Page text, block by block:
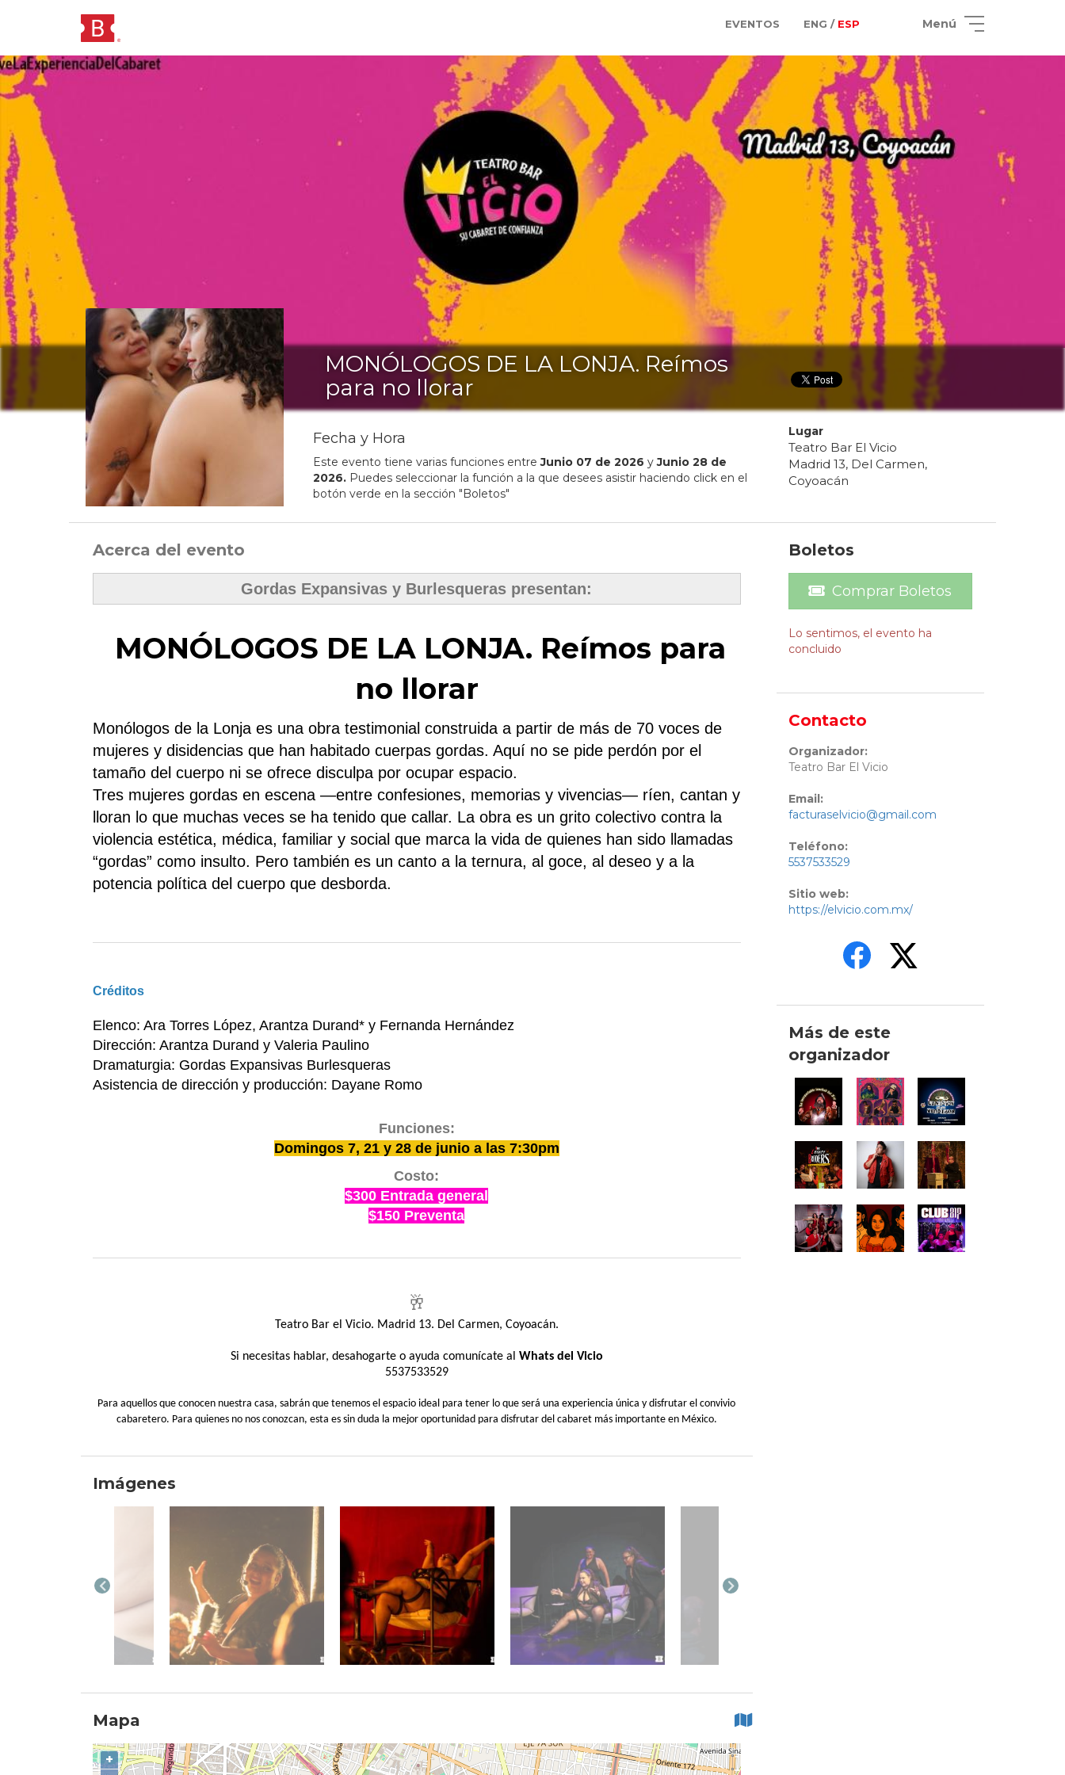
EVENTOS ENG / ESP Menú
MONÓLOGOS DE LA LONJA. Reímos
para no llorar
Fecha y Hora
Este evento tiene varias funciones entreJunio 07 de 2026 yJunio 28de
2026.Puedes seleccionar la función a la que desees asistir haciendo click en el
botón verde en la sección "Boletos"
Lugar
Teatro Bar El Vicio
Madrid 13, Del Carmen,
Coyoacán
Acerca del evento
Gordas Expansivas y Burlesqueras presentan:
MONÓLOGOS DE LA LONJA. Reímos para
no llorar
Monólogos de la Lonja es una obra testimonial construida a partir de más de 70 voces de
mujeres y disidencias que han habitado cuerpas gordas. Aquí no se pide perdón por el
tamaño del cuerpo ni se ofrece disculpa por ocupar espacio.
Tres mujeres gordas en escena —entre confesiones, memorias y vivencias— ríen, cantan y
lloran lo que muchas veces se ha tenido que callar. La obra es un grito colectivo contra la
violencia estética, médica, familiar y social que marca la vida de quienes han sido llamadas
“gordas” como insulto. Pero también es un canto a la ternura, al goce, al deseo y a la
potencia política del cuerpo que desborda.
Créditos
Elenco: Ara Torres López, Arantza Durand* y Fernanda Hernández
Dirección: Arantza Durand y Valeria Paulino
Dramaturgia: Gordas Expansivas Burlesqueras
Asistencia de dirección y producción: Dayane Romo
Funciones:
Domingos 7, 21 y 28 de junio a las 7:30pm
Costo:
$300 Entrada general
$150 Preventa
🥂
Teatro Bar el Vicio. Madrid 13. Del Carmen, Coyoacán.
Si necesitas hablar, desahogarte o ayuda comunícate al Whats del Vicio
5537533529
Para aquellos que conocen nuestra casa, sabrán que tenemos el espacio ideal para tener lo que será una experiencia única y disfrutar el convivio
cabaretero. Para quienes no nos conozcan, esta es sin duda la mejor oportunidad para disfrutar del cabaret más importante en México.
Imágenes
Mapa
+
Boletos
Comprar Boletos
Lo sentimos, el evento ha
concluido
Contacto
Organizador:
Teatro Bar El Vicio
Email:
facturaselvicio@gmail.com
Teléfono:
5537533529
Sitio web:
https://elvicio.com.mx/
Más de este
organizador